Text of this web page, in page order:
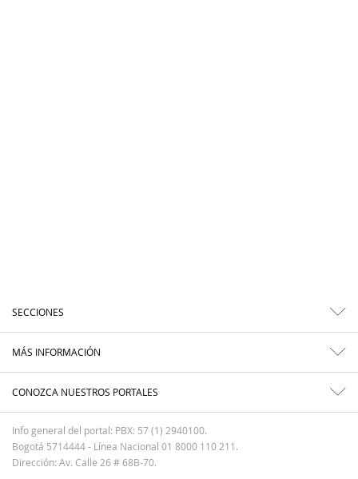
SECCIONES
MÁS INFORMACIÓN
CONOZCA NUESTROS PORTALES
Info general del portal: PBX: 57 (1) 2940100.
Bogotá 5714444 - Línea Nacional 01 8000 110 211.
Dirección: Av. Calle 26 # 68B-70.